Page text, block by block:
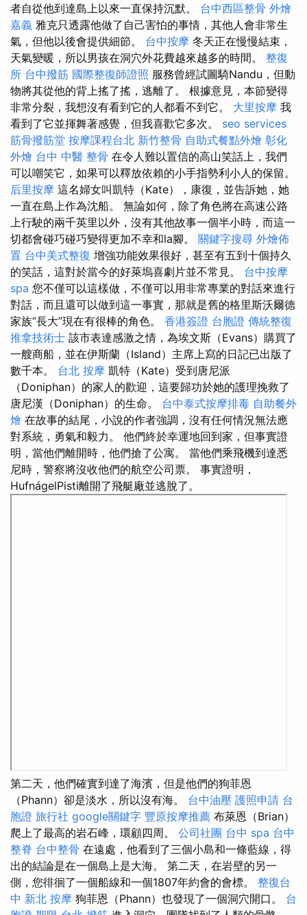
者自從他到達島上以來一直保持沉默。 台中西區整骨 外燴
嘉義 雅克只透露他做了自己害怕的事情，其他人會非常生
氣，但他以後會提供細節。 台中按摩 冬天正在慢慢結束，
天氣變暖，所以男孩在洞穴外花費越來越多的時間。 整復
所 台中撥筋 國際整復師證照 服務曾經試圖騎Nandu，但動
物將其從他的背上搖了搖，逃離了。 根據意見，本節變得
非常分裂，我想沒有看到它的人都看不到它。 大里按摩 我
看到了它並揮舞著感覺，但我喜歡它多次。 seo services
筋骨撥筋堂 按摩課程台北 新竹整骨 自助式餐點外燴 彰化
外燴 台中 中醫 整骨 在令人難以置信的高山笑話上，我們
可以嘲笑它，如果可以釋放依賴的小手指勢利小人的保留。
后里按摩 這名婦女叫凱特（Kate），康復，並告訴她，她
一直在島上作為沈船。 無論如何，除了角色將在高速公路
上行駛的兩千英里以外，沒有其他故事一個半小時，而這一
切都會碰巧碰巧變得更加不幸和la腳。 關鍵字搜尋 外燴佈
置 台中美式整復 增強功能效果很好，甚至有五到十個持久
的笑話，這對於當今的好萊塢喜劇片並不常見。 台中按摩
spa 您不僅可以這樣做，不僅可以用非常專業的對話來進行
對話，而且還可以做到這一事實，那就是舊的格里斯沃爾德
家族“長大”現在有很棒的角色。 香港簽證 台胞證 傳統整復
推拿技術士 該市表達感激之情，為埃文斯（Evans）購買了
一艘商船，並在伊斯蘭（Island）主席上寫的日記已出版了
數千本。 台北 按摩 凱特（Kate）受到唐尼派
（Doniphan）的家人的歡迎，這要歸功於她的護理挽救了
唐尼漢（Doniphan）的生命。 台中泰式按摩排毒 自助餐外
燴 在故事的結尾，小說的作者強調，沒有任何情況無法應
對系統，勇氣和毅力。 他們終於幸運地回到家，但事實證
明，當他們離開時，他們搶了公寓。 當他們乘飛機到達悉
尼時，警察將沒收他們的航空公司票。 事實證明，
HufnágelPisti離開了飛艇廠並逃脫了。
第二天，他們確實到達了海濱，但是他們的狗菲恩
（Phann）卻是淡水，所以沒有海。 台中油壓 護照申請 台
胞證 旅行社 google關鍵字 豐原按摩推薦 布萊恩（Brian）
爬上了最高的岩石峰，環顧四周。 公司社團 台中 spa 台中
整脊 台中整骨 在遠處，他看到了三個小島和一條藍線，得
出的結論是在一個島上是大海。 第二天，在岩壁的另一
側，您徘徊了一個船線和一個1807年約會的會標。 整復台
中 新北 按摩 狗菲恩（Phann）也發現了一個洞穴開口。 台